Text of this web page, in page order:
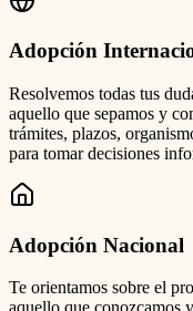
Adopción
Resolvemos todas tus
aquello que sepamos y
trámites, plazos,
para tomar decisiones
Adopción Nacional
Te orientamos sobre el